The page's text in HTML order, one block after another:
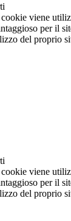
viene
per il
del proprio
viene
per il
del proprio